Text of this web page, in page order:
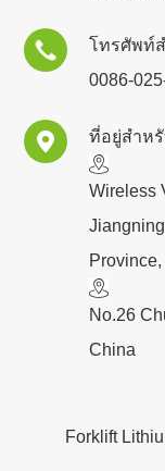

โทรศัพท์
0086-
 ที่อยู่สำห
​Wireless
No.26
China
Forklift